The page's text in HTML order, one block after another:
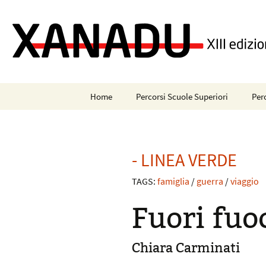
Home Percorsi Scuole Superiori
- LINEA AZZURRA
- LINEA BLU NOTTE
- LINEA OCRA
- LINEA VERDE
TAGS: famiglia / guerra /viaggio
Fuori
Chiara Carminati